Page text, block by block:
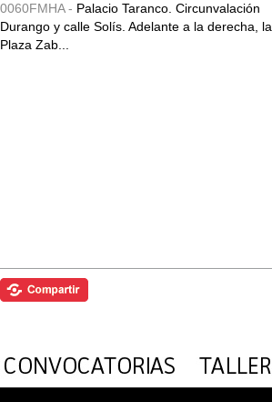
0060FMHA - Palacio Taranco. Circunvalación
Durango y calle Solís. Adelante a la derecha, la
Plaza Zab...